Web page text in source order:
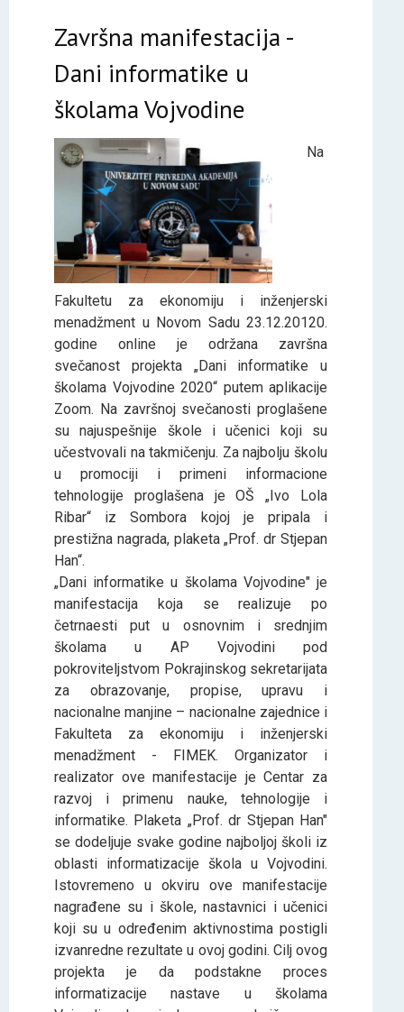
Završna manifestacija -
Dani informatike u
školama Vojvodine
Na
Fakultetu za ekonomiju i inženjerski
menadžment u Novom Sadu 23.12.20120.
godine online je održana završna
svečanost projekta „Dani informatike u
školama Vojvodine 2020“ putem aplikacije
Zoom. Na završnoj svečanosti proglašene
su najuspešnije škole i učenici koji su
učestvovali na takmičenju. Za najbolju školu
u promociji i primeni informacione
tehnologije proglašena je OŠ „Ivo Lola
Ribar“ iz Sombora kojoj je pripala i
prestižna nagrada, plaketa „Prof. dr Stjepan
Han“.
„Dani informatike u školama Vojvodine" je
manifestacija koja se realizuje po
četrnaesti put u osnovnim i srednjim
školama u AP Vojvodini pod
pokrovitelјstvom Pokrajinskog sekretarijata
za obrazovanje, propise, upravu i
nacionalne manjine – nacionalne zajednice i
Fakulteta za ekonomiju i inženjerski
menadžment - FIMEK. Organizator i
realizator ove manifestacije je Centar za
razvoj i primenu nauke, tehnologije i
informatike. Plaketa „Prof. dr Stjepan Han"
se dodelјuje svake godine najbolјoj školi iz
oblasti informatizacije škola u Vojvodini.
Istovremeno u okviru ove manifestacije
nagrađene su i škole, nastavnici i učenici
koji su u određenim aktivnostima postigli
izvanredne rezultate u ovoj godini. Cilј ovog
projekta je da podstakne proces
informatizacije nastave u školama